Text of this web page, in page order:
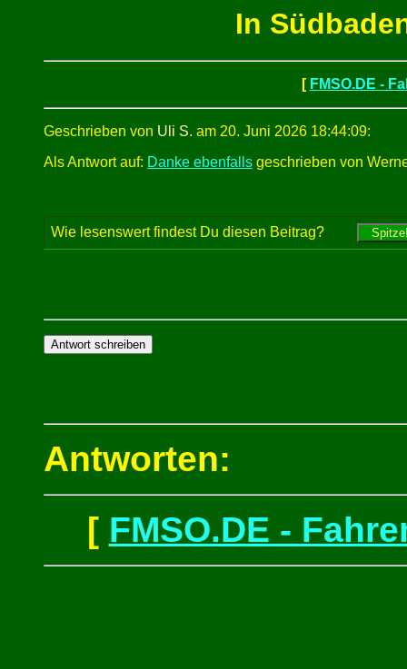
In
[ FMSO.DE -
Geschrieben von Uli S. am 20. Juni 2026 18:44:09:
Als Antwort auf: Danke ebenfalls geschrieben von
Wie lesenswert findest Du diesen Beitrag?
Antworten:
[ FMSO.DE -